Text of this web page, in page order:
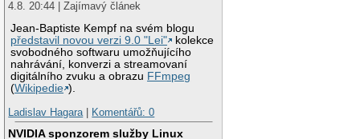
4.8. 20:44 | Zajímavý článek
Jean-Baptiste Kempf na svém blogu
představil novou verzi 9.0 "Lei"
kolekce
svobodného softwaru umožňujícího
nahrávání, konverzi a streamovaní
digitálního zvuku a obrazu FFmpeg
(Wikipedie ).
Ladislav Hagara| Komentářů: 0
NVIDIA sponzorem služby Linux